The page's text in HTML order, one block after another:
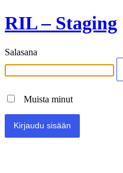
RIL – Staging
Salasana
Muista minut